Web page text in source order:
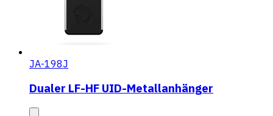
JA-198J
Dualer LF-HF UID-Metallanhänger